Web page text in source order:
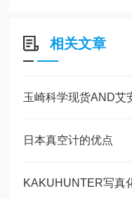
相关文章
日本真空计的优点